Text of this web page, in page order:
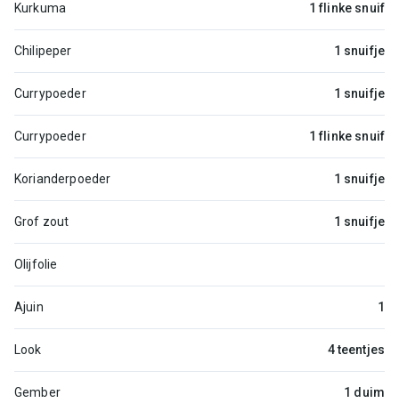
Kurkuma 1 flinke snuif
Chilipeper 1 snuifje
Currypoeder 1 snuifje
Currypoeder 1 flinke snuif
Korianderpoeder 1 snuifje
Grof zout 1 snuifje
Olijfolie
Ajuin 1
Look 4 teentjes
Gember 1 duim